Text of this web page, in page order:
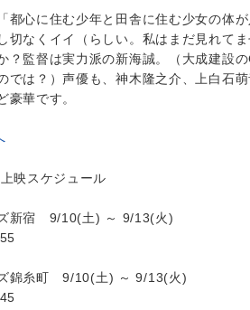
都心に住む少年と田舎に住む少女の体
切なくイイ（らしい。私はまだ見れて
？監督は実力派の新海誠。（大成建設
では？）声優も、神木隆之介、上白石
豪華です。
映スケジュール
新宿 9/10(土) ～ 9/13(火)
錦糸町 9/10(土) ～ 9/13(火)